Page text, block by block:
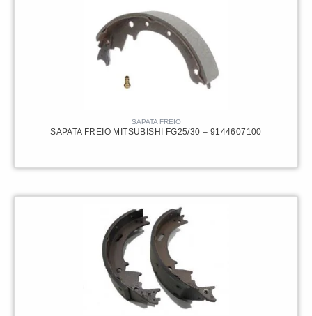
SAPATA FREIO
SAPATA FREIO MITSUBISHI FG25/30 – 9144607100